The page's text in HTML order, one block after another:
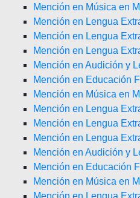
Mención en Música en
Mención en Lengua
Mención en Lengua
Mención en Lengua
Mención en Audición y
Mención en Educación
Mención en Música en
Mención en Lengua
Mención en Lengua
Mención en Lengua
Mención en Audición y
Mención en Educación
Mención en Música en
Mención en Lengua